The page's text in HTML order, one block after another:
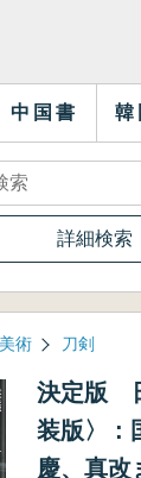
中国書 韓
詳細検索
術 刀剣
決定版
装版〉 :
慶、真改